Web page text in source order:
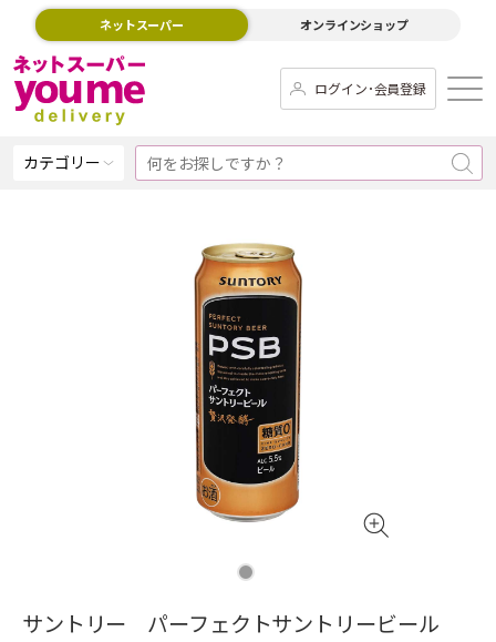
ネットスーパー オンラインショップ
ログイン･会員登録
カテゴリー
サントリー パーフェクトサントリービール